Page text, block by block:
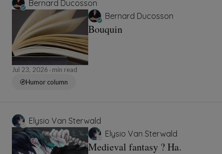
Bernard Ducosson
Bernard Ducosson
Bouquin
Jul 23, 2026
min read
Humor column
Elysio Van Sterwald
Elysio Van Sterwald
Medieval fantasy ? Ha.